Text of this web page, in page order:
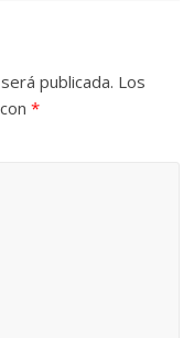
publicada. Los
*